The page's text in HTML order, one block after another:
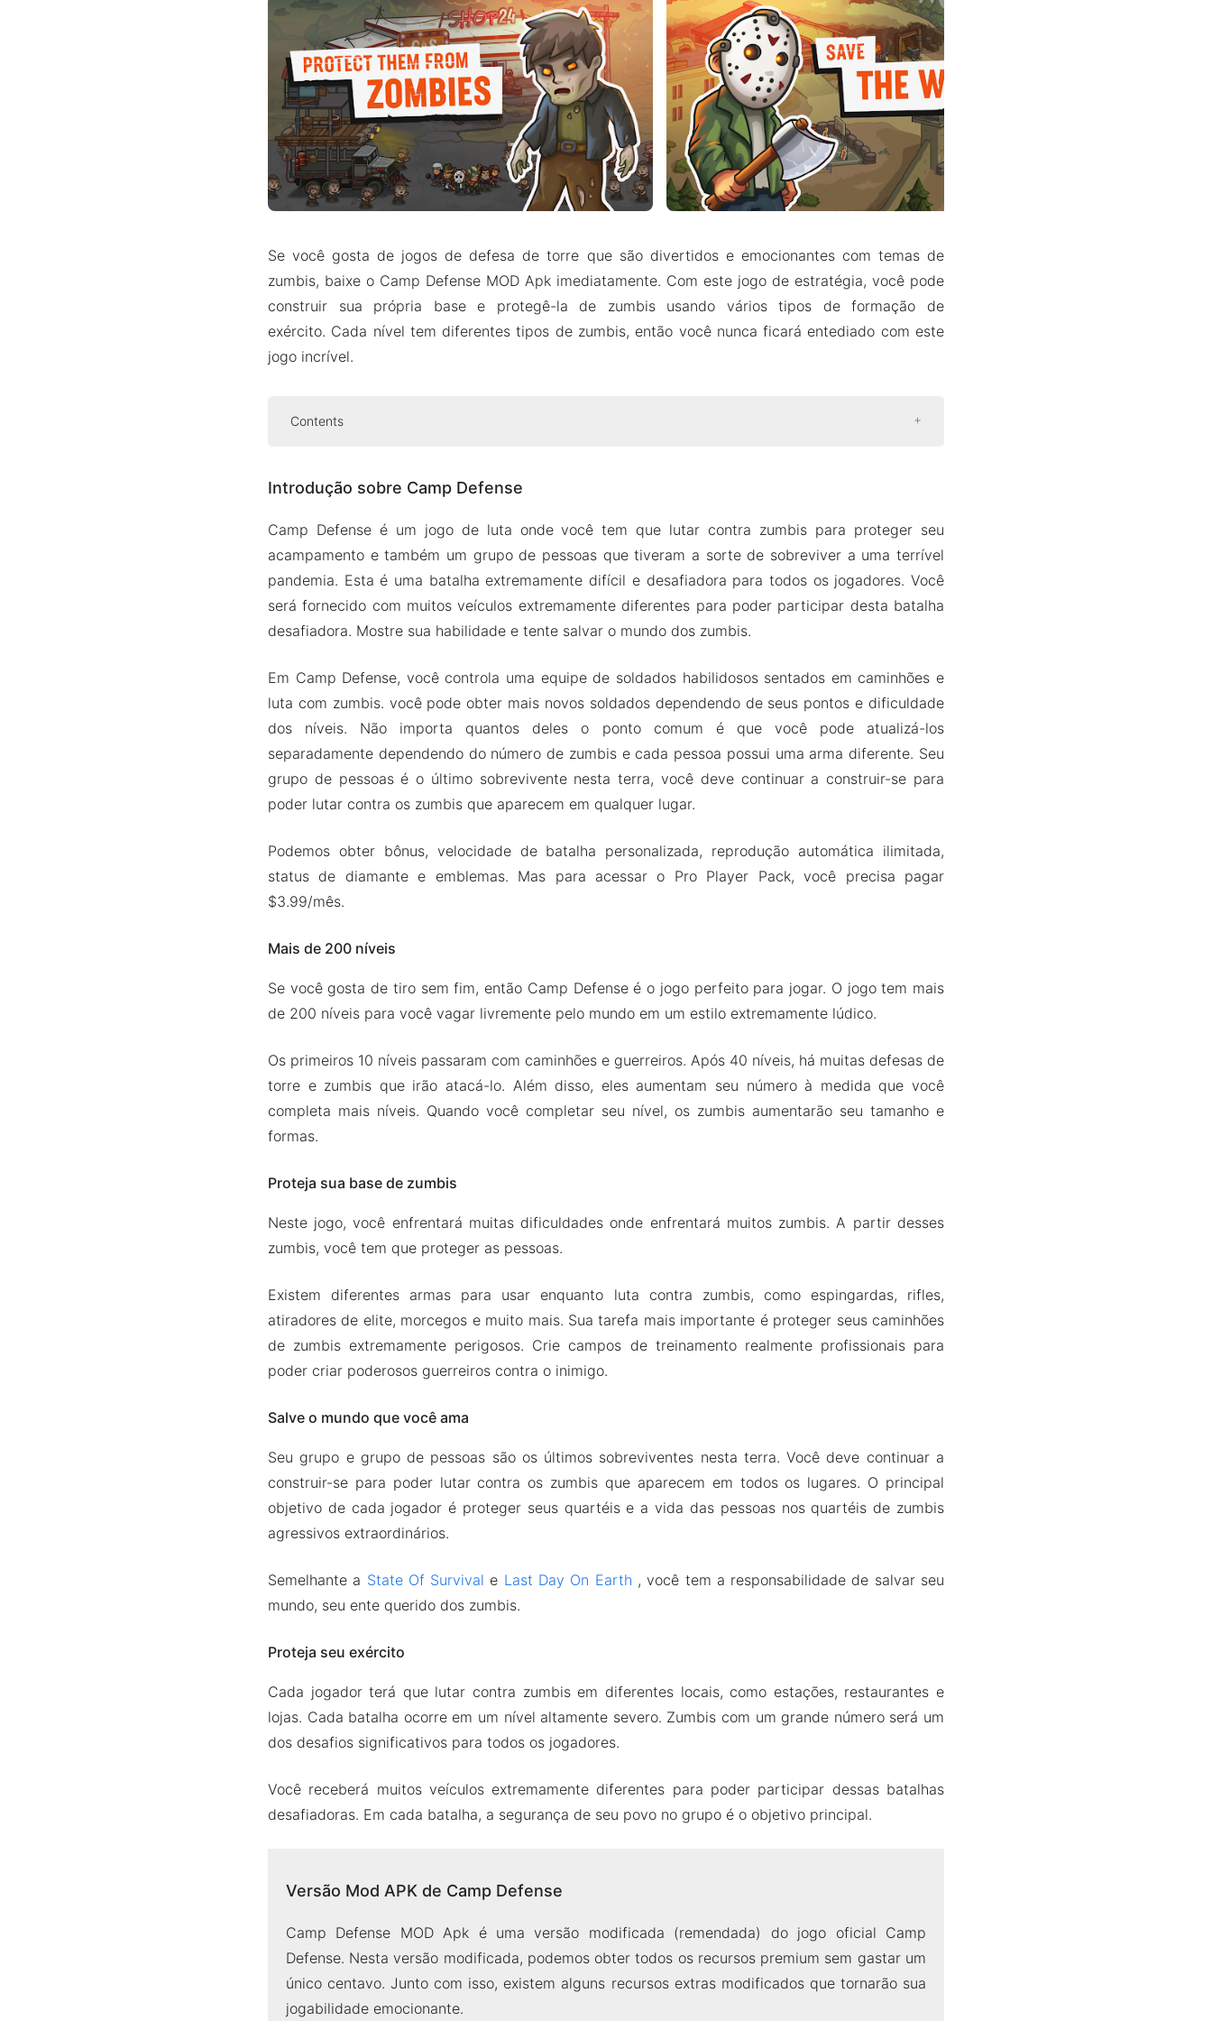
Se você gosta de jogos de defesa de torre que são divertidos e emocionantes com temas de
zumbis, baixe o Camp Defense MOD Apk imediatamente. Com este jogo de estratégia, você pode
construir sua própria base e protegê-la de zumbis usando vários tipos de formação de
exército. Cada nível tem diferentes tipos de zumbis, então você nunca ficará entediado com este
jogo incrível.
Contents
Mais de 200 níveis
Salve o mundo que você ama
Proteja seu exército
Versão Mod APK de Camp Defense
Recursos do Mod
Introdução sobre Camp Defense
Camp Defense é um jogo de luta onde você tem que lutar contra zumbis para proteger seu
acampamento e também um grupo de pessoas que tiveram a sorte de sobreviver a uma terrível
pandemia. Esta é uma batalha extremamente difícil e desafiadora para todos os jogadores. Você
será fornecido com muitos veículos extremamente diferentes para poder participar desta batalha
desafiadora. Mostre sua habilidade e tente salvar o mundo dos zumbis.
Em Camp Defense, você controla uma equipe de soldados habilidosos sentados em caminhões e
luta com zumbis. você pode obter mais novos soldados dependendo de seus pontos e dificuldade
dos níveis. Não importa quantos deles o ponto comum é que você pode atualizá-los
separadamente dependendo do número de zumbis e cada pessoa possui uma arma diferente. Seu
grupo de pessoas é o último sobrevivente nesta terra, você deve continuar a construir-se para
poder lutar contra os zumbis que aparecem em qualquer lugar.
Podemos obter bônus, velocidade de batalha personalizada, reprodução automática ilimitada,
status de diamante e emblemas. Mas para acessar o Pro Player Pack, você precisa pagar
$3.99/mês.
Mais de 200 níveis
Se você gosta de tiro sem fim, então Camp Defense é o jogo perfeito para jogar. O jogo tem mais
de 200 níveis para você vagar livremente pelo mundo em um estilo extremamente lúdico.
Os primeiros 10 níveis passaram com caminhões e guerreiros. Após 40 níveis, há muitas defesas de
torre e zumbis que irão atacá-lo. Além disso, eles aumentam seu número à medida que você
completa mais níveis. Quando você completar seu nível, os zumbis aumentarão seu tamanho e
formas.
Proteja sua base de zumbis
Neste jogo, você enfrentará muitas dificuldades onde enfrentará muitos zumbis. A partir desses
zumbis, você tem que proteger as pessoas.
Existem diferentes armas para usar enquanto luta contra zumbis, como espingardas, rifles,
atiradores de elite, morcegos e muito mais. Sua tarefa mais importante é proteger seus caminhões
de zumbis extremamente perigosos. Crie campos de treinamento realmente profissionais para
poder criar poderosos guerreiros contra o inimigo.
Salve o mundo que você ama
Seu grupo e grupo de pessoas são os últimos sobreviventes nesta terra. Você deve continuar a
construir-se para poder lutar contra os zumbis que aparecem em todos os lugares. O principal
objetivo de cada jogador é proteger seus quartéis e a vida das pessoas nos quartéis de zumbis
agressivos extraordinários.
Semelhante a State Of Survival e Last Day On Earth , você tem a responsabilidade de salvar seu
mundo, seu ente querido dos zumbis.
Proteja seu exército
Cada jogador terá que lutar contra zumbis em diferentes locais, como estações, restaurantes e
lojas. Cada batalha ocorre em um nível altamente severo. Zumbis com um grande número será um
dos desafios significativos para todos os jogadores.
Você receberá muitos veículos extremamente diferentes para poder participar dessas batalhas
desafiadoras. Em cada batalha, a segurança de seu povo no grupo é o objetivo principal.
Versão Mod APK de Camp Defense
Camp Defense MOD Apk é uma versão modificada (remendada) do jogo oficial Camp
Defense. Nesta versão modificada, podemos obter todos os recursos premium sem gastar um
único centavo. Junto com isso, existem alguns recursos extras modificados que tornarão sua
jogabilidade emocionante.